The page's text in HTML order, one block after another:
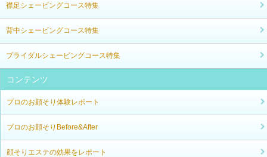
襟足シェービングコース特集
背中シェービングコース特集
ブライダルシェービングコース特集
コンテンツ
プロのお顔そり体験レポート
プロのお顔そりBefore&After
顔そりエステの効果をレポート